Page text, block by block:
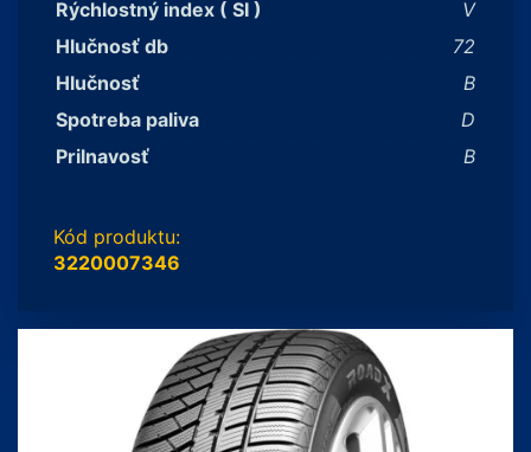
Rýchlostný index ( SI )
V
Hlučnosť db
72
Hlučnosť
B
Spotreba paliva
D
Prilnavosť
B
Kód produktu:
3220007346